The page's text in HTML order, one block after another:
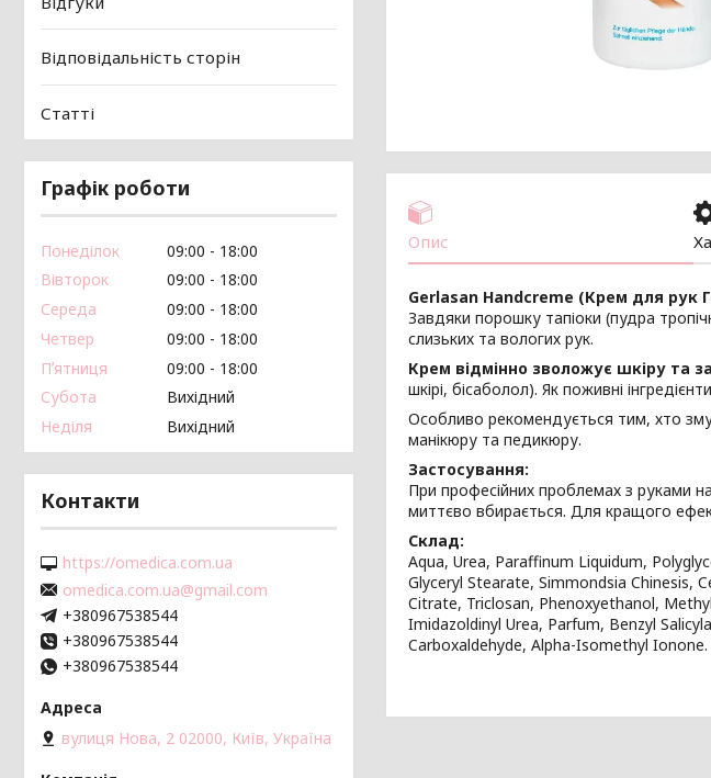
Опис
Gerlasan Handcreme (Крем для рук
Завдяки порошку тапіоки (пудра
слизьких та вологих рук.
Крем відмінно зволожує шкіру та
шкірі, бісаболол). Як поживні
Особливо рекомендується тим, хто
манікюру та педикюру.
Застосування:
При професійних проблемах з руками
миттєво вбирається. Для кращого
Склад:
Aqua, Urea, Paraffinum Liquidum,
Glyceryl Stearate, Simmondsia Chinesis,
Citrate, Triclosan, Phenoxyethanol,
Imidazoldinyl Urea, Parfum, Benzyl
Carboxaldehyde, Alpha-Isomethyl Ionone.
Відповідальність сторін
Статті
Графік роботи
Понеділок 09:00
18:00
Вівторок
09:00
18:00
Середа
09:00
18:00
Четвер
09:00
18:00
Пʼятниця
09:00
18:00
Субота
Вихідний
Неділя
Вихідний
Контакти
https://omedica.com.ua
omedica.com.ua@gmail.com
+380967538544
+380967538544
+380967538544
вулиця Нова, 2 02000, Київ, Україна